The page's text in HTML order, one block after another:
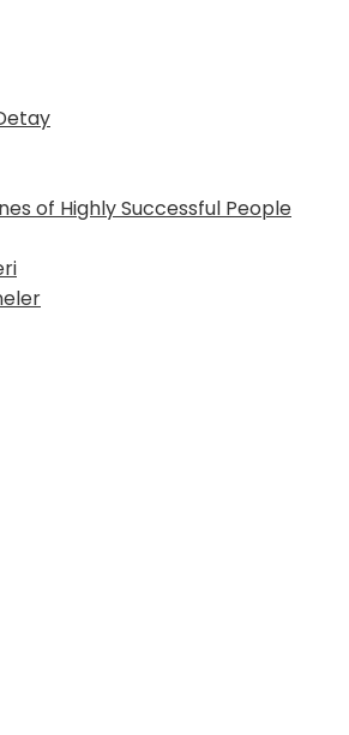
of Highly Successful People